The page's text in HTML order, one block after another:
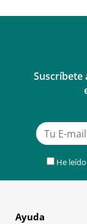
Suscríbete
He
Ayuda